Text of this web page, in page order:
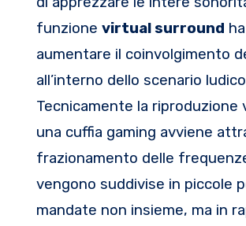
funzione virtual surround
aumentare il coinvolgimento
all’interno dello scenario
Tecnicamente la riproduzione
una cuffia gaming avviene
frazionamento delle
vengono suddivise in piccole
mandate non insieme, ma in